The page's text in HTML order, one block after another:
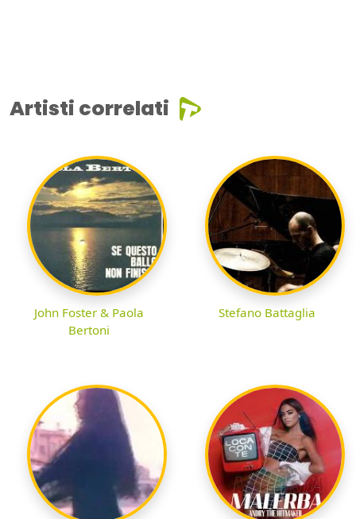
Artisti correlati
John Foster & Paola
Bertoni
Stefano Battaglia